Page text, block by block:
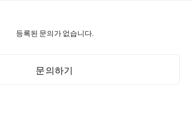
등록된 문의가 없습니다.
문의하기